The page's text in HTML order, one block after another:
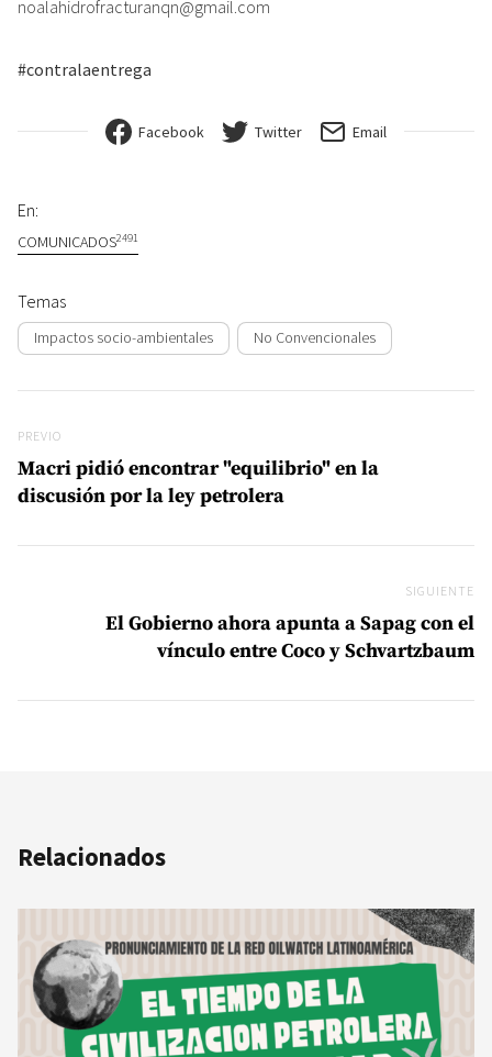
noalahidrofracturanqn@gmail.com
#contralaentrega
Facebook Twitter Email
En:
COMUNICADOS2491
Temas
Impactos socio-ambientales No Convencionales
Previo
PREVIO
Macri pidió encontrar "equilibrio" en la
discusión por la ley petrolera
SIGUIENTE
El Gobierno ahora apunta a Sapag con el
vínculo entre Coco y Schvartzbaum
Relacionados